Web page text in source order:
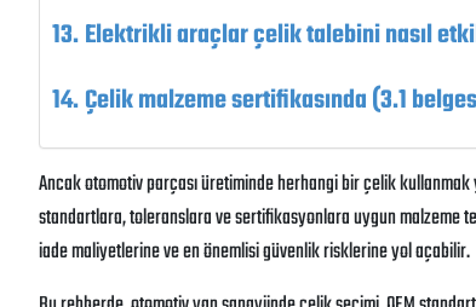
Elektrikli araçlar çelik talebini nasıl
Çelik malzeme sertifikasında (3.1
Ancak otomotiv parçası üretiminde herhangi bir çelik
standartlara, toleranslara ve sertifikasyonlara uygun malzeme
iade maliyetlerine ve en önemlisi güvenlik risklerine yol açabilir.